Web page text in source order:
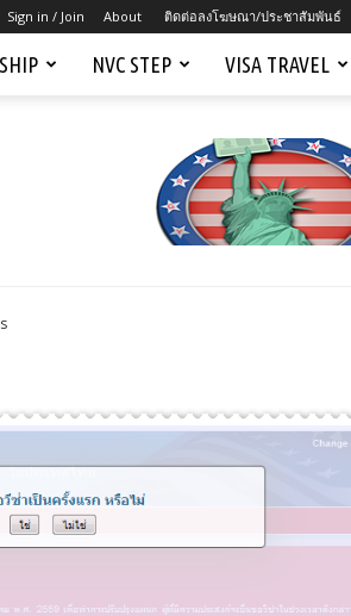
Sign in / Join About ติดต่อลงโฆษณา/ประชาสัมพันธ์
NVC STEP VISA TRAVEL
–